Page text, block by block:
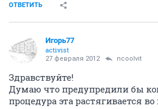
ОТВЕТИТЬ
Игорь77
activist
27 февраля 2012 ncoolvit
Здравствуйте!
Думаю что предупредили бы
процедура эта растягивается